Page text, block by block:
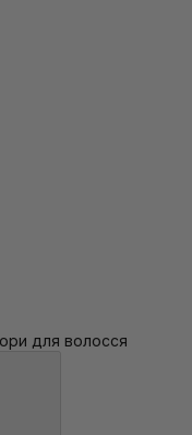
для волосся